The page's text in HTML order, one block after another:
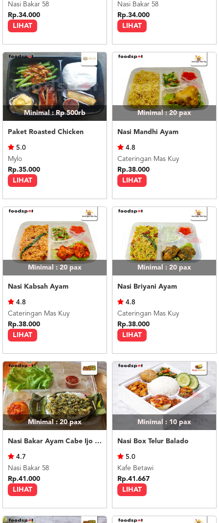
LIHAT
Nasi Bakar 58
Rp.34.000
LIHAT
Nasi Bakar 58
Rp.34.000
Minimal : Rp 500rb
Paket Roasted Chicken
LIHAT
5.0
Mylo
Rp.35.000
Minimal : 20pax
Nasi Mandhi Ayam
LIHAT
4.8
Cateringan Mas Kuy
Rp.38.000
Minimal : 20 pax
Nasi Kabsah Ayam
LIHAT
4.8
Cateringan Mas Kuy
Rp.38.000
Minimal : 20 pax
Nasi Briyani Ayam
LIHAT
4.8
Cateringan Mas Kuy
Rp.38.000
Minimal : 20pax
Nasi Bakar Ayam Cabe Ijo + Telor Balado
LIHAT
4.7
Nasi Bakar 58
Rp.41.000
Minimal : 10pax
Nasi Box Telur Balado
LIHAT
5.0
Kafe Betawi
Rp.41.667